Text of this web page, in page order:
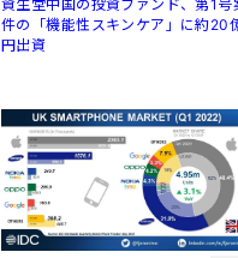
資生堂中国の投資ファンド、第1号
件の「機能性スキンケア」に約20
円出資